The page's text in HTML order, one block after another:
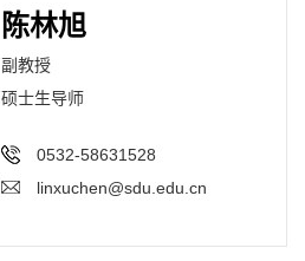
陈林旭
副教授
硕士生导师
0532-58631528
linxuchen@sdu.edu.cn